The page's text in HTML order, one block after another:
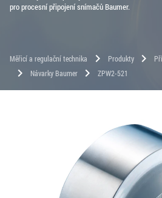
pro procesní připojení snímačů Baumer.
Měřicí a regulační technika chevron_right Produkty chevron_right
chevron_right Návarky Baumer chevron_right ZPW2-521